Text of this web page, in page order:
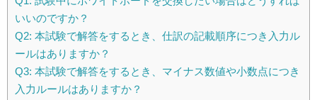
いいのですか？
Q2: 本試験で解答をするとき、仕訳の記載順序につき入力ル
ールはありますか？
Q3: 本試験で解答をするとき、マイナス数値や小数点につき
入力ルールはありますか？